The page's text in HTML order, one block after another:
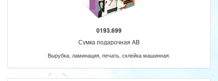
0193.699
Сумка подарочная AB
Вырубка, ламинация, печать, склейка машинная.